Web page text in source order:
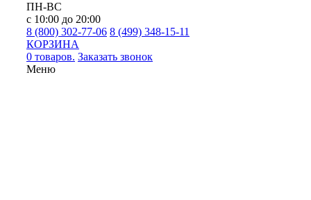
ПН-ВС
с 10:00 до 20:00
8 (800) 302-77-06 8 (499) 348-15-11
КОРЗИНА
0 товаров. Заказать звонок
Меню